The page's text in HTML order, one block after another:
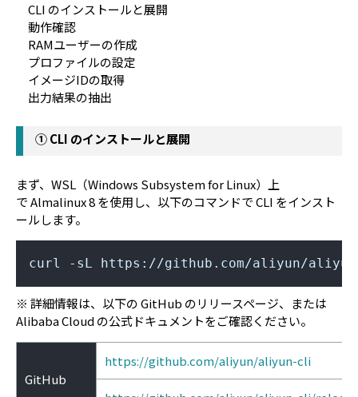
CLI のインストールと展開
動作確認
RAMユーザーの作成
プロファイルの設定
イメージIDの取得
出力結果の抽出
① CLI のインストールと展開
まず、WSL（Windows Subsystem for Linux）上
で Almalinux 8 を使用し、以下のコマンドで CLI をインスト
ールします。
curl -sL https://github.com/aliyun/
※ 詳細情報は、以下の GitHub のリリースページ、または
Alibaba Cloud の公式ドキュメントをご確認ください。
GitHub
https://github.com/aliyun/aliyun-cli